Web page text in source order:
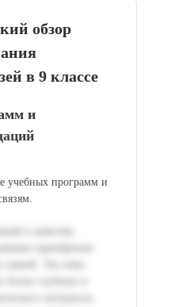
обзор
в 9 классе
и
учебных программ и